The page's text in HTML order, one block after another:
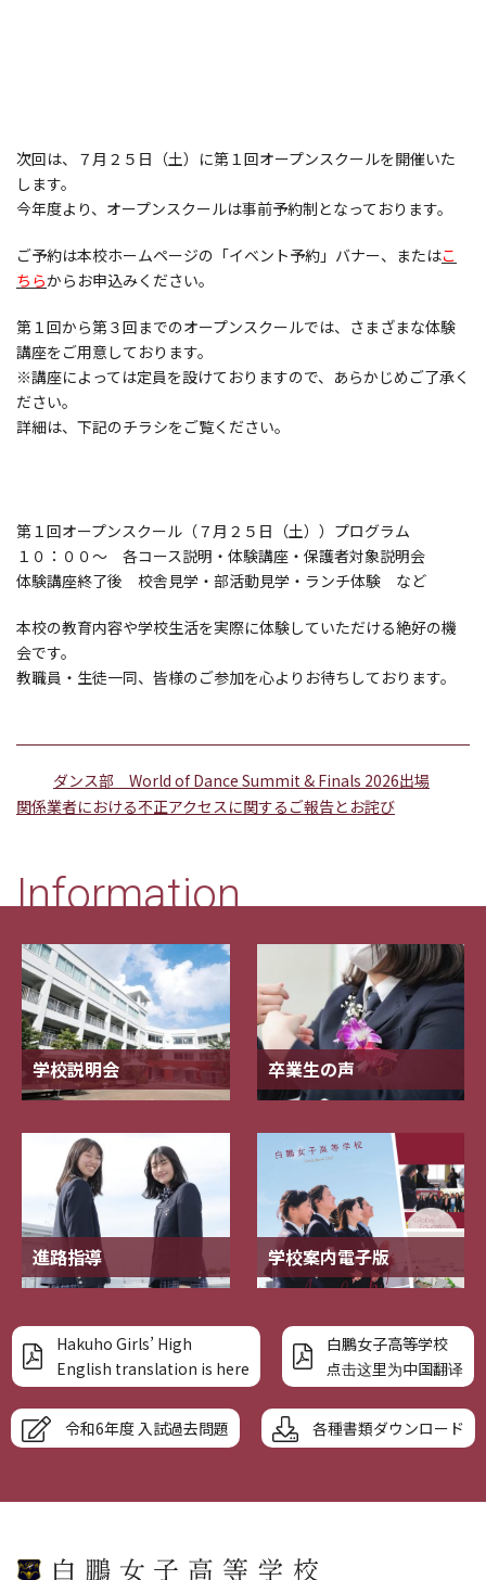
次回は、７月２５日（土）に第１回オープンスクールを開催いた
します。
今年度より、オープンスクールは事前予約制となっております。
ご予約は本校ホームページの「イベント予約」バナー、またはこ
ちらからお申込みください。
第１回から第３回までのオープンスクールでは、さまざまな体験
講座をご用意しております。
※講座によっては定員を設けておりますので、あらかじめご了承く
ださい。
詳細は、下記のチラシをご覧ください。
第１回オープンスクール（７月２５日（土））プログラム
１０：００～ 各コース説明・体験講座・保護者対象説明会
体験講座終了後 校舎見学・部活動見学・ランチ体験 など
本校の教育内容や学校生活を実際に体験していただける絶好の機
会です。
教職員・生徒一同、皆様のご参加を心よりお待ちしております。
ダンス部 World of Dance Summit & Finals 2026出場
関係業者における不正アクセスに関するご報告とお詫び
Information
学校説明会 卒業生の声
進路指導 学校案内電子版
Hakuho Girls’ High
English translation is here
白鵬女子高等学校
点击这里为中国翻译
令和6年度 入試過去問題 各種書類ダウンロード